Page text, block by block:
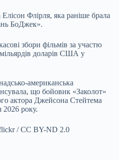
Флірля, яка раніше брала
БоДжек».
збори фільмів за участю
доларів США у
американська
що бойовик «Заколот»
актора Джейсона Стейтема
2026 року.
/ CC BY-ND 2.0